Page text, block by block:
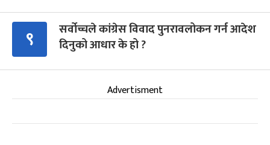
९
सर्वोच्चले कांग्रेस विवाद पुनरावलोकन गर्न आदेश
दिनुको आधार के हो ?
Advertisment